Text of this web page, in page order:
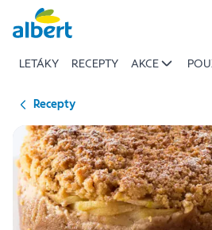
Přeskočit
LETÁKY RECEPTY AKCE
Recepty